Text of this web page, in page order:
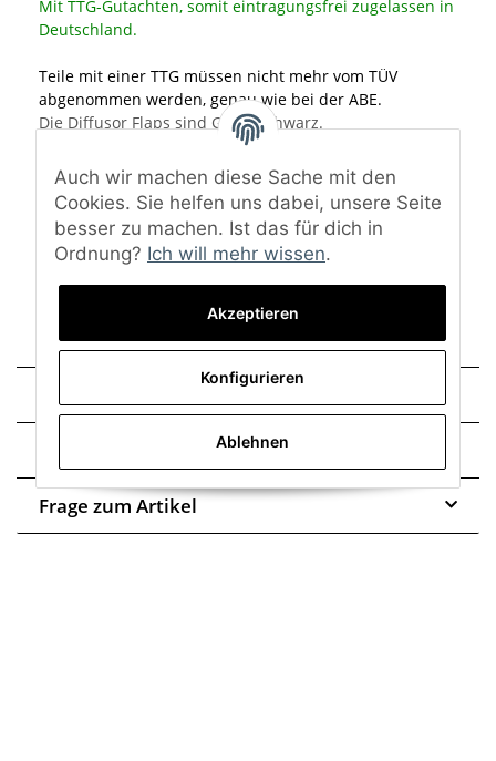
Mit TTG-Gutachten, somit eintragungsfrei zugelassen in
Deutschland.
Teile mit einer TTG müssen nicht mehr vom TÜV
abgenommen werden, genau wie bei der ABE.
Die Diffusor Flaps sind Glanz schwarz.
Material: ABS-Kunststoff
Oberfläche: Hochglanz schwarz
Eine Lackierung ist nicht notwendig.
Lieferumfang: Diffusor Flaps und TTG-Gutachten
Trusted Shops - Bewertungen
Frage zum Artikel
Auch wir machen diese Sache mit den
Cookies. Sie helfen uns dabei, unsere Seite
besser zu machen. Ist das für dich in
Ordnung? Ich will mehr wissen.
Akzeptieren
Konfigurieren
Ablehnen